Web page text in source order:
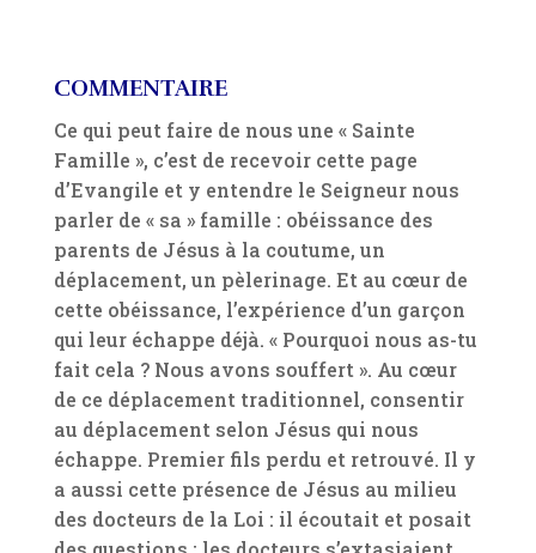
COMMENTAIRE
Ce qui peut faire de nous une « Sainte
Famille », c’est de recevoir cette page
d’Evangile et y entendre le Seigneur nous
parler de « sa » famille : obéissance des
parents de Jésus à la coutume, un
déplacement, un pèlerinage. Et au cœur de
cette obéissance, l’expérience d’un garçon
qui leur échappe déjà. « Pourquoi nous as-tu
fait cela ? Nous avons souffert ». Au cœur
de ce déplacement traditionnel, consentir
au déplacement selon Jésus qui nous
échappe. Premier fils perdu et retrouvé. Il y
a aussi cette présence de Jésus au milieu
des docteurs de la Loi : il écoutait et posait